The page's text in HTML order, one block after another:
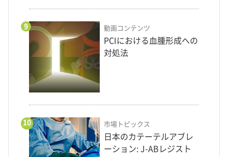
9 動画コンテンツ
PCIにおける血腫形成への
対処法
10 市場トピックス
日本のカテーテルアブレ
ーション: J-ABレジスト